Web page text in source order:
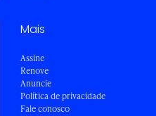
Mais
Assine
Renove
Anuncie
Política de privacidade
Fale conosco